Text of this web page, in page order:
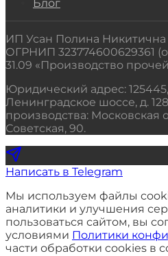
Блог
ИП Усан Полина Никитична
ОГРНИП 323774600629361
31.09 «Производство
Юридический адрес:
Ленинградское шоссе, д.
производства: Московская
Советская, 90.
Написать в Telegram
Мы используем файлы
аналитики и улучшения
пользоваться сайтом, вы
условиями Политики
части обработки cookies в